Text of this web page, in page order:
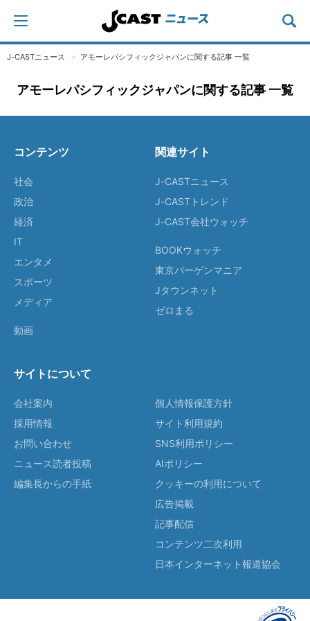
J-CASTニュース アモーレパシフィックジャパンに関する記事 一覧
アモーレパシフィックジャパンに関する記事 一覧
コンテンツ
社会
政治
経済
IT
エンタメ
スポーツ
メディア
動画
関連サイト
J-CASTニュース
J-CASTトレンド
J-CAST会社ウォッチ
BOOKウォッチ
東京バーゲンマニア
Jタウンネット
ゼロまる
サイトについて
会社案内
採用情報
お問い合わせ
ニュース読者投稿
編集長からの手紙
個人情報保護方針
サイト利用規約
SNS利用ポリシー
AIポリシー
クッキーの利用について
広告掲載
記事配信
コンテンツ二次利用
日本インターネット報道協会